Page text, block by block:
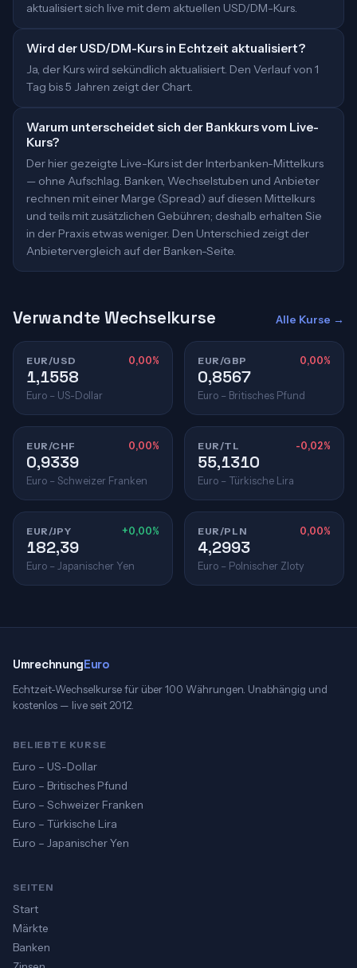
aktualisiert sich live mit dem aktuellen USD/DM-Kurs.
Wird der USD/DM-Kurs in Echtzeit aktualisiert?
Ja, der Kurs wird sekündlich aktualisiert. Den Verlauf von 1
Tag bis 5 Jahren zeigt der Chart.
Warum unterscheidet sich der Bankkurs vom Live-
Kurs?
Der hier gezeigte Live-Kurs ist der Interbanken-Mittelkurs
— ohne Aufschlag. Banken, Wechselstuben und Anbieter
rechnen mit einer Marge (Spread) auf diesen Mittelkurs
und teils mit zusätzlichen Gebühren; deshalb erhalten Sie
in der Praxis etwas weniger. Den Unterschied zeigt der
Anbietervergleich auf der Banken-Seite.
Verwandte Wechselkurse Alle Kurse →
EUR/USD 0,00%
1,1558
Euro – US-Dollar
EUR/GBP 0,00%
0,8567
Euro – Britisches Pfund
EUR/CHF 0,00%
0,9339
Euro – Schweizer Franken
EUR/TL -0,02%
55,1310
Euro – Türkische Lira
EUR/JPY +0,00%
182,39
Euro – Japanischer Yen
EUR/PLN 0,00%
4,2993
Euro – Polnischer Zloty
UmrechnungEuro
Echtzeit-Wechselkurse für über 100 Währungen. Unabhängig und
kostenlos — live seit 2012.
BELIEBTE KURSE
Euro – US-Dollar
Euro – Britisches Pfund
Euro – Schweizer Franken
Euro – Türkische Lira
Euro – Japanischer Yen
SEITEN
Start
Märkte
Banken